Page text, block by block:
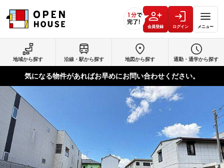
会員登録 ログイン メニュー
地域から探す 沿線・駅から探す 地図から探す 通勤・通学から探す
気になる物件があればお早めにお問い合わせください。